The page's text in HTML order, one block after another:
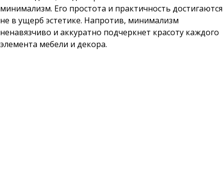
минимализм. Его простота и практичность достигаются
не в ущерб эстетике. Напротив, минимализм
ненавязчиво и аккуратно подчеркнет красоту каждого
элемента мебели и декора.